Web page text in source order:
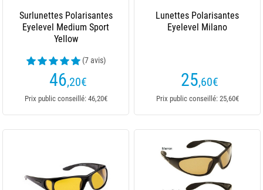
Surlunettes Polarisantes
Eyelevel Medium Sport
Yellow
(7 avis)
46,20€
Prix public conseillé: 46,20€
Lunettes Polarisantes
Eyelevel Milano
25,60€
Prix public conseillé: 25,60€